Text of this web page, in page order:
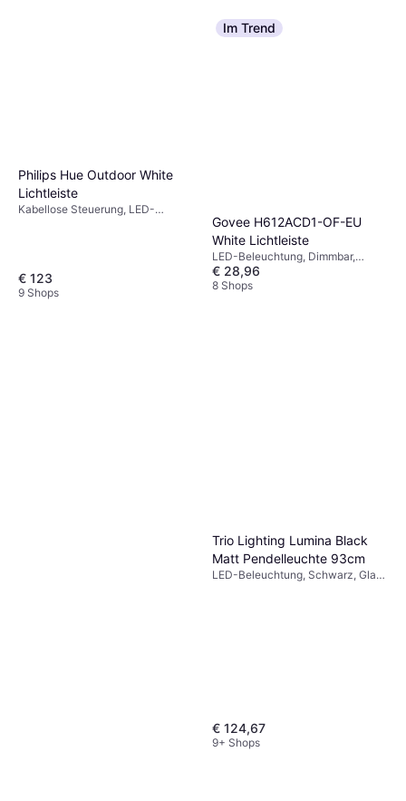
Philips Hue Outdoor White
Lichtleiste
Kabellose Steuerung, LED-
€ 123
9 Shops
Im Trend
Govee H612ACD1-OF-EU
White Lichtleiste
LED-Beleuchtung, Dimmbar,
Fernbedienung, Weiß, Kunststoff
€ 28,96
8 Shops
Trio Lighting Lumina Black
Matt Pendelleuchte 93cm
LED-Beleuchtung, Schwarz, Glas,
€ 124,67
9+ Shops